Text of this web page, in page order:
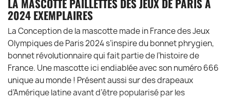
LA MASCOTTE PAILLETTES DES JEUX DE PARIS A
2024 EXEMPLAIRES
La Conception de la mascotte made in France des Jeux
Olympiques de Paris 2024 s’inspire du bonnet phrygien,
bonnet révolutionnaire qui fait partie de l’histoire de
France. Une mascotte ici endiablée avec son numéro 666
unique au monde ! Présent aussi sur des drapeaux
d’Amérique latine avant d’être popularisé par les